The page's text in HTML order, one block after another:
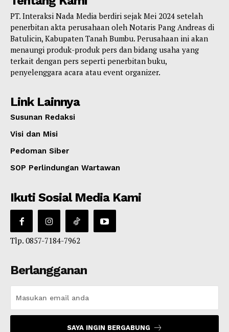
PT. Interaksi Nada Media berdiri sejak Mei 2024 setelah
penerbitan akta perusahaan oleh Notaris Pang Andreas di
Batulicin, Kabupaten Tanah Bumbu. Perusahaan ini akan
menaungi produk-produk pers dan bidang usaha yang
terkait dengan pers seperti penerbitan buku,
penyelenggara acara atau event organizer.
Link Lainnya
Susunan Redaksi
Visi dan Misi
Pedoman Siber
SOP Perlindungan Wartawan
Ikuti Sosial Media Kami
Tlp. 0857-7184-7962
Berlangganan
SAYA INGIN BERGABUNG